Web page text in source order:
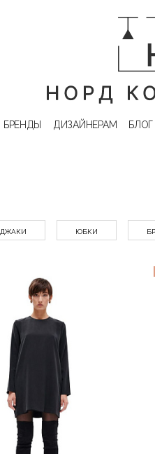
БРЕНДЫ ДИЗАЙНЕРАМ БЛОГ
ЮБКИ